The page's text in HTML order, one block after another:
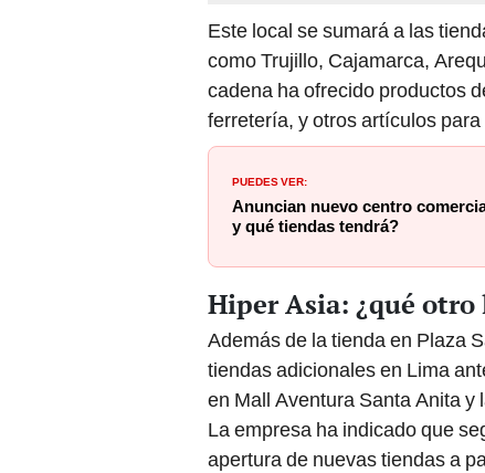
Este local se sumará a las
como Trujillo, Cajamarca,
cadena ha ofrecido productos
ferretería, y otros artículos para
PUEDES VER:
Anuncian nuevo centro
y qué tiendas tendrá?
Hiper Asia: ¿qué otro
Además de la tienda en Plaza
tiendas adicionales en Lima
en Mall Aventura Santa Anita y
La empresa ha indicado que
apertura de nuevas tiendas a